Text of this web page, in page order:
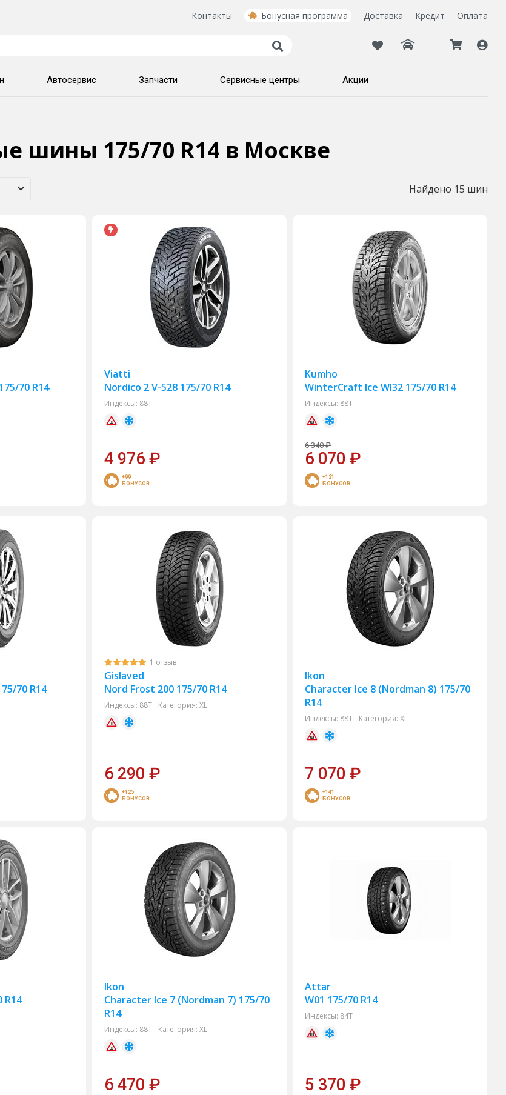
Контакты Бонусная программа Доставка Кредит Оплата
Автосервис Запчасти Сервисные центры Акции
шины 175/70 R14 в Москве
Найдено 15 шин
70 R14
Viatti
Nordico 2 V-528 175/70 R14
Индексы: 88T
4 976₽
+99
БОНУСОВ
Kumho
WinterCraft Ice WI32 175/70 R14
Индексы: 88T
6 340 ₽
6 070₽
+121
БОНУСОВ
70 R14
1 отзыв
Gislaved
Nord Frost 200 175/70 R14
Индексы: 88T Категория: XL
6 290₽
+125
БОНУСОВ
Ikon
Character Ice 8 (Nordman 8) 175/70
R14
Индексы: 88T Категория: XL
7 070₽
+141
БОНУСОВ
R14
Ikon
Character Ice 7 (Nordman 7) 175/70
R14
Индексы: 88T Категория: XL
6 470₽
Attar
W01 175/70 R14
Индексы: 84T
5 370₽